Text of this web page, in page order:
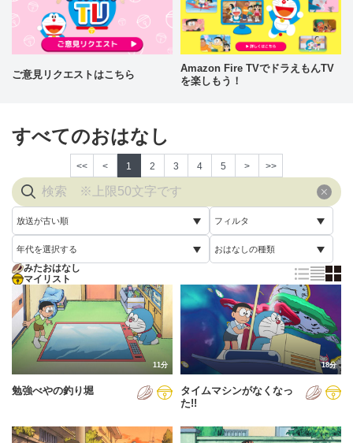
ご意見リクエストはこちら
Amazon Fire TVでドラえもんTV
を楽しもう！
すべてのおはなし
<< < 1 2 3 4 5 > >>
放送が古い順
放送が古い順
放送が新しい順
配信が古い順
配信が新しい順
あいうえお順(降順)
動画が長い順
フィルタ
すべて
未視聴
年代を選択する
すべて
2005年
2006年
2007年
2008年
おはなしの種類
通常回
誕生日スペシャル
みたおはなし
マイリスト
11分
勉強べやの釣り堀
18分
タイムマシンがなくなっ
た!!